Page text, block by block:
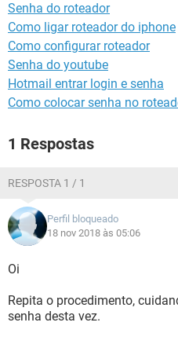
Senha do roteador
Como ligar roteador do iphone
Como configurar roteador
Senha do youtube
Hotmail entrar login e senha
Como colocar senha no
1 Respostas
RESPOSTA 1 / 1
Perfil bloqueado
18 nov 2018 às 05:06
Oi
Repita o procedimento,
senha desta vez.